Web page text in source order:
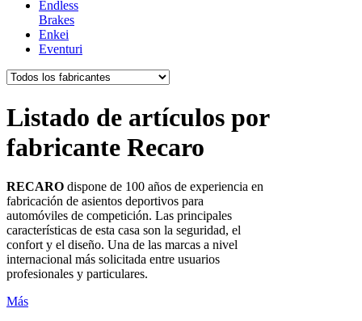
Endless
Brakes
Enkei
Eventuri
Listado de artículos por
fabricante Recaro
RECARO dispone de 100 años de experiencia en
fabricación de asientos deportivos para
automóviles de competición. Las principales
características de esta casa son la seguridad, el
confort y el diseño. Una de las marcas a nivel
internacional más solicitada entre usuarios
profesionales y particulares.
Más